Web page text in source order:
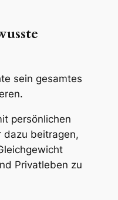
sein gesamtes
persönlichen
dazu beitragen,
Privatleben zu